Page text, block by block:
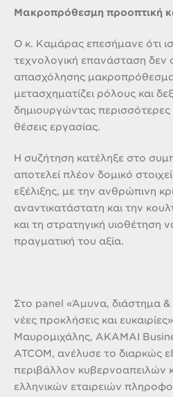
Μακροπρόθεσμη προοπτική
Ο κ. Καμάρας επεσήμανε ότι
τεχνολογική επανάσταση δεν
απασχόλησης
μετασχηματίζει ρόλους και
δημιουργώντας περισσότερες
θέσεις εργασίας.
Η συζήτηση κατέληξε στο
αποτελεί πλέον δομικό
εξέλιξης, με την ανθρώπινη
αναντικατάστατη και την
και τη στρατηγική υιοθέτηση
πραγματική του αξία.
Στο panel «Άμυνα, διάστημα
νέες προκλήσεις και
Μαυρομιχάλης, AKAMAI
ATCOM, ανέλυσε το διαρκώς
περιβάλλον κυβερνοαπειλών
ελληνικών εταιρειών